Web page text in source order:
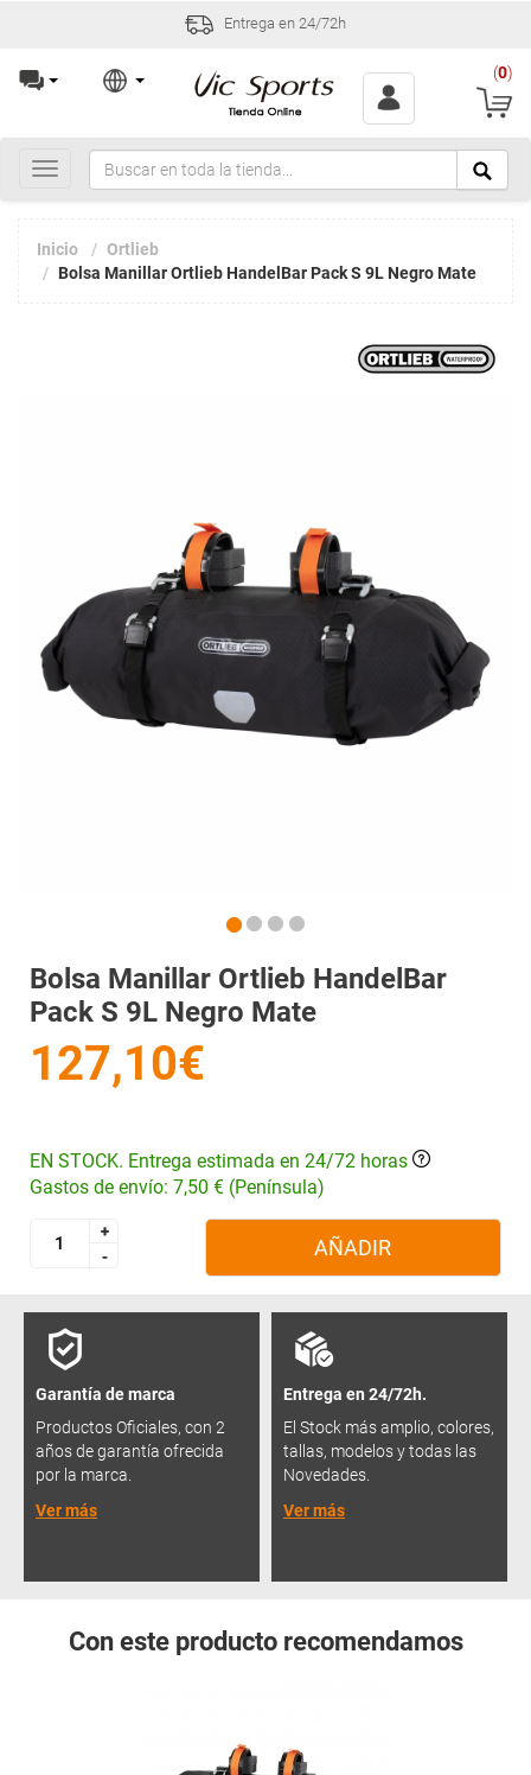
Entrega en 24/72h
(0)
Toggle
navigation
Inicio
Ortlieb
Bolsa Manillar Ortlieb HandelBar Pack S 9L Negro Mate
Bolsa Manillar Ortlieb HandelBar
Pack S 9L Negro Mate
127,10€
EN STOCK. Entrega estimada en 24/72 horas
Gastos de envío: 7,50 € (Península)
+
-
+
-
AÑADIR
Garantía de marca
Productos Oficiales, con 2
años de garantía ofrecida
por la marca.
Ver más
Entrega en 24/72h.
El Stock más amplio, colores,
tallas, modelos y todas las
Novedades.
Ver más
Con este producto recomendamos